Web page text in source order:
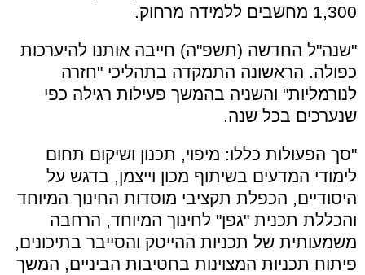
1,300 מחשבים ללמידה מרחוק.
"שנה"ל החדשה (תשפ"ה) חייבה אותנו להיערכות
כפולה. הראשונה התמקדה בתהליכי "חזרה
לנורמליות" והשניה בהמשך פעילות רגילה כפי
שנערכים בכל שנה.
"סך הפעולות כללו: מיפוי, תכנון ושיקום תחום
לימודי המדעים בשיתוף מכון וייצמן, בדגש על
היסודיים, הכפלת תקציבי מוסדות החינוך המיוחד
והכללת תכנית "גפן" לחינוך המיוחד, הרחבה
משמעותית של תכניות ההייטק והסייבר בתיכונים,
פיתוח תכניות המצוינות בחטיבות הביניים, המשך